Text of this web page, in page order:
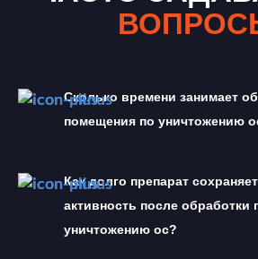
Сколько времени занимает
помещения по уничтожению
Как долго препарат
активность после обработки
уничтожению ос?